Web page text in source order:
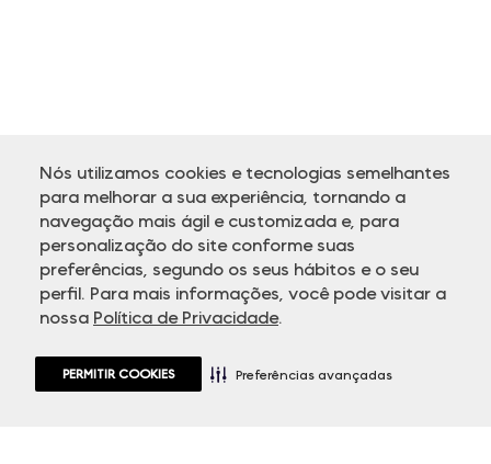
Nós utilizamos cookies e tecnologias semelhantes
para melhorar a sua experiência, tornando a
navegação mais ágil e customizada e, para
personalização do site conforme suas
preferências, segundo os seus hábitos e o seu
perfil. Para mais informações, você pode visitar a
nossa Política de Privacidade.
PERMITIR COOKIES Preferências avançadas